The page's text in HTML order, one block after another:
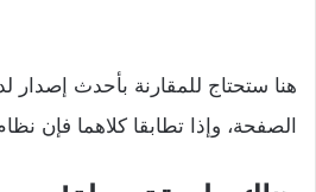
هنا ستحتاج للمقارنة بأحدث
الصفحة، وإذا تطابقا كلاهما فإن